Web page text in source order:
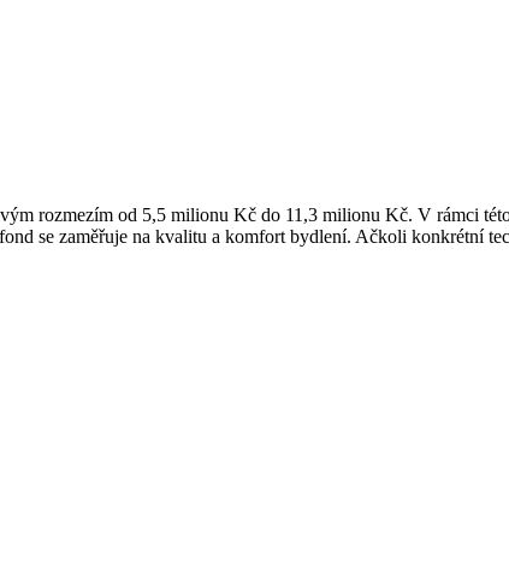
rozmezím od 5,5 milionu Kč do 11,3 milionu Kč. V rámci
se zaměřuje na kvalitu a komfort bydlení. Ačkoli konkrétní